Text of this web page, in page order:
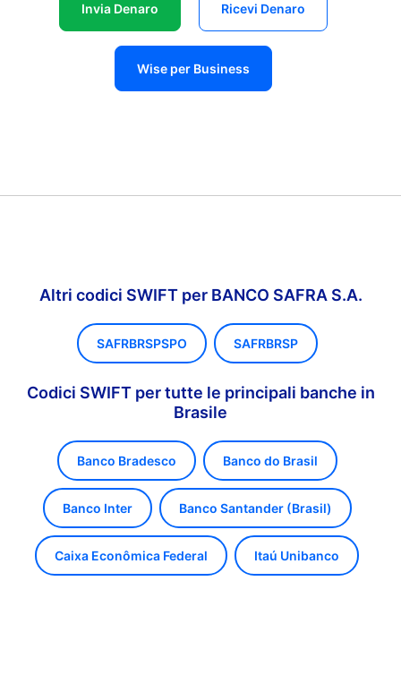
Invia Denaro Ricevi Denaro
Wise per Business
Altri codici SWIFT per BANCO SAFRA S.A.
SAFRBRSPSPO SAFRBRSP
Codici SWIFT per tutte le principali banche in
Brasile
Banco Bradesco Banco do Brasil
Banco Inter Banco Santander (Brasil)
Caixa Econômica Federal Itaú Unibanco